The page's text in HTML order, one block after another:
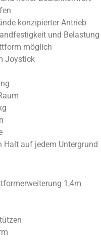
konzipierter Antrieb
und Belastung
möglich
Joystick
Halt auf jedem Untergrund
1,4m